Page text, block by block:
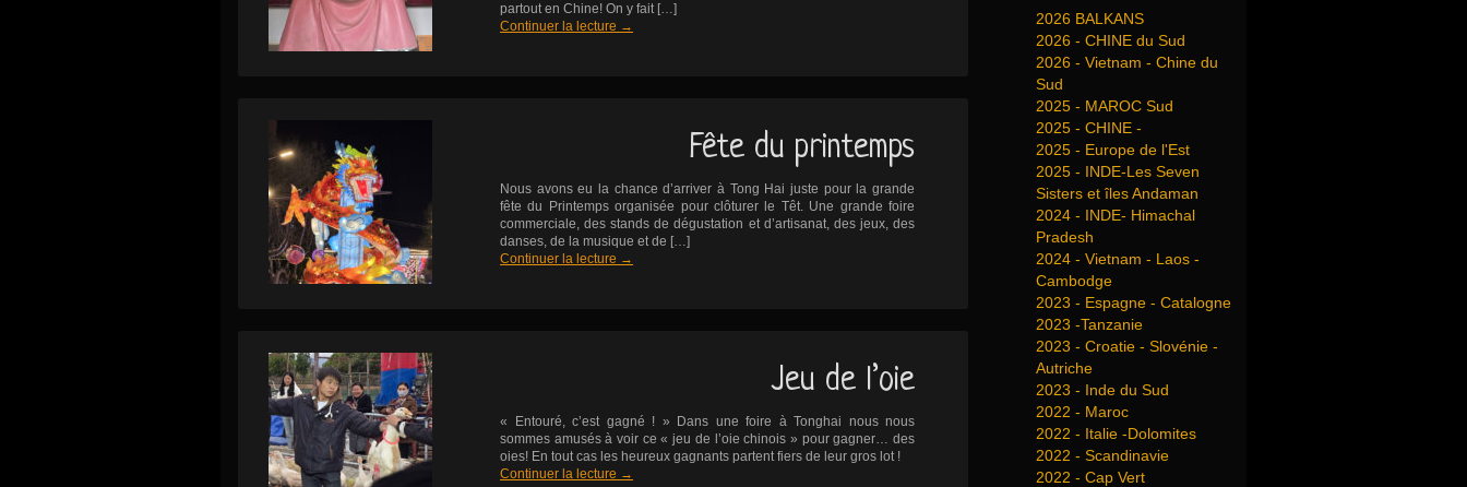
partout en Chine! On y fait […]
Continuer la lecture →
Fête du printemps
Nous avons eu la chance d’arriver à Tong Hai juste pour la grande
fête du Printemps organisée pour clôturer le Têt. Une grande foire
commerciale, des stands de dégustation et d’artisanat, des jeux, des
danses, de la musique et de […]
Continuer la lecture →
Jeu de l’oie
« Entouré, c’est gagné ! » Dans une foire à Tonghai nous nous
sommes amusés à voir ce « jeu de l’oie chinois » pour gagner… des
oies! En tout cas les heureux gagnants partent fiers de leur gros lot !
Continuer la lecture →
2026 BALKANS
2026 - CHINE du Sud
2026 - Vietnam - Chine du
Sud
2025 - MAROC Sud
2025 - CHINE -
2025 - Europe de l'Est
2025 - INDE-Les Seven
Sisters et îles Andaman
2024 - INDE- Himachal
Pradesh
2024 - Vietnam - Laos -
Cambodge
2023 - Espagne - Catalogne
2023 -Tanzanie
2023 - Croatie - Slovénie -
Autriche
2023 - Inde du Sud
2022 - Maroc
2022 - Italie -Dolomites
2022 - Scandinavie
2022 - Cap Vert